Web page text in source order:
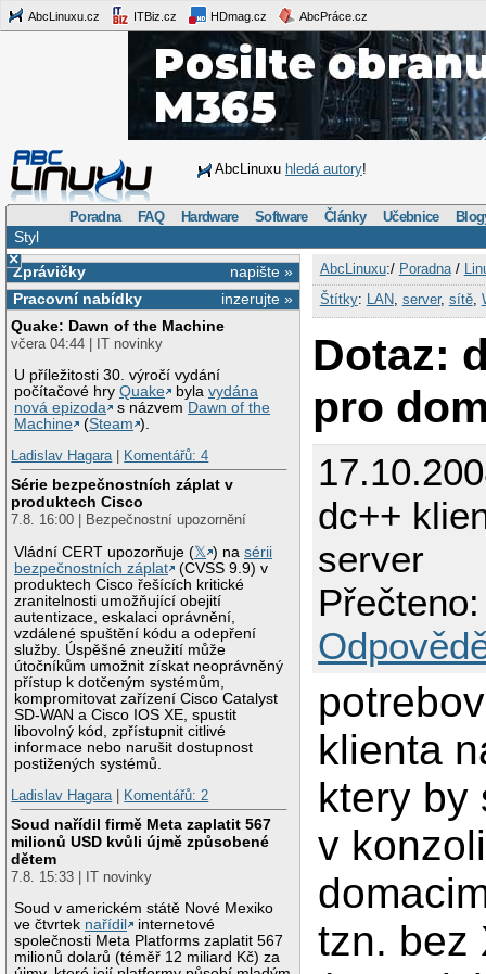
AbcLinuxu.cz ITBiz.cz HDmag.cz AbcPráce.cz
AbcLinuxu hledá autory!
Poradna FAQ Hardware Software Články Učebnice
Styl
×
napište »
Zprávičky
inzerujte »
Pracovní nabídky
Quake: Dawn of the Machine
včera 04:44 | IT novinky
U příležitosti 30. výročí vydání
počítačové hryQuake bylavydána
nová epizoda
s názvem Dawn of the
Machine
(Steam ).
Ladislav Hagara| Komentářů: 4
Série bezpečnostních záplat v
produktech Cisco
7.8. 16:00 | Bezpečnostní upozornění
Vládní CERT upozorňuje (𝕏 ) nasérii
bezpečnostních záplat
(CVSS 9.9) v
produktech Cisco řešících kritické
zranitelnosti umožňující obejití
autentizace, eskalaci oprávnění,
vzdálené spuštění kódu a odepření
služby. Úspěšné zneužití může
útočníkům umožnit získat neoprávněný
přístup k dotčeným systémům,
kompromitovat zařízení Cisco Catalyst
SD-WAN a Cisco IOS XE, spustit
libovolný kód, zpřístupnit citlivé
informace nebo narušit dostupnost
postižených systémů.
Ladislav Hagara| Komentářů: 2
Soud nařídil firmě Meta zaplatit 567
milionů USD kvůli újmě způsobené
dětem
7.8. 15:33 | IT novinky
Soud v americkém státě Nové Mexiko
ve čtvrtek nařídil
internetové
společnosti Meta Platforms zaplatit 567
milionů dolarů (téměř 12 miliard Kč) za
AbcLinuxu:/ Poradna/
Štítky: LAN, server, sítě,
Dotaz:
pro
dc++
server
klienta
ktery by
v
tzn. bez